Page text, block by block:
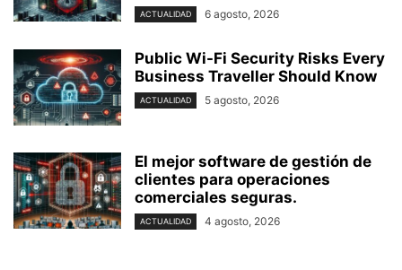
ACTUALIDAD 6 agosto, 2026
Public Wi-Fi Security Risks Every
Business Traveller Should Know
ACTUALIDAD 5 agosto, 2026
El mejor software de gestión de
clientes para operaciones
comerciales seguras.
ACTUALIDAD 4 agosto, 2026